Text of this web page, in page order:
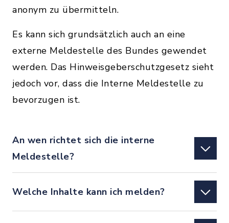
anonym zu übermitteln.
Es kann sich grundsätzlich auch an eine
externe Meldestelle des Bundes gewendet
werden. Das Hinweisgeberschutzgesetz sieht
jedoch vor, dass die Interne Meldestelle zu
bevorzugen ist.
An wen richtet sich die interne
Meldestelle?
Welche Inhalte kann ich melden?